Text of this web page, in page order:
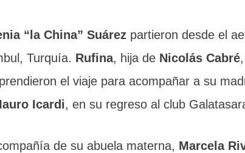
“la China” Suárez partieron desde el
Turquía. Rufina, hija de Nicolás Cabré
el viaje para acompañar a su
Icardi, en su regreso al club
de su abuela materna, Marcela